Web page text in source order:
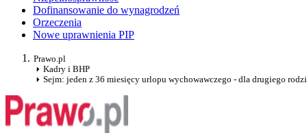
Dofinansowanie do wynagrodzeń
Orzeczenia
Nowe uprawnienia PIP
Prawo.pl
Kadry i BHP
Sejm: jeden z 36 miesięcy urlopu wychowawczego - dla drugiego